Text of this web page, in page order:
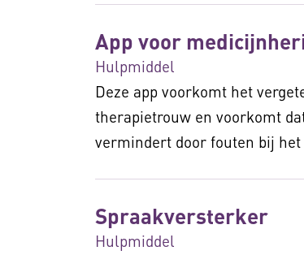
App voor
Hulpmiddel
Deze app voorkomt het
therapietrouw en voorkomt
vermindert door fouten bij
Spraakversterker
Hulpmiddel